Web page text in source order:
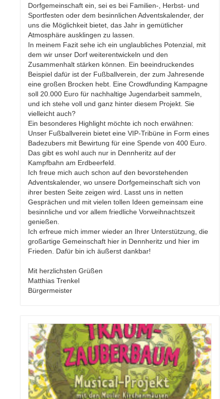
Dorfgemeinschaft ein, sei es bei Familien-, Herbst- und
Sportfesten oder dem besinnlichen Adventskalender, der
uns die Möglichkeit bietet, das Jahr in gemütlicher
Atmosphäre ausklingen zu lassen.
In meinem Fazit sehe ich ein unglaubliches Potenzial, mit
dem wir unser Dorf weiterentwickeln und den
Zusammenhalt stärken können. Ein beeindruckendes
Beispiel dafür ist der Fußballverein, der zum Jahresende
eine großen Brocken hebt. Eine Crowdfunding Kampagne
soll 20.000 Euro für nachhaltige Jugendarbeit sammeln,
und ich stehe voll und ganz hinter diesem Projekt. Sie
vielleicht auch?
Ein besonderes Highlight möchte ich noch erwähnen:
Unser Fußballverein bietet eine VIP-Tribüne in Form eines
Badezubers mit Bewirtung für eine Spende von 400 Euro.
Das gibt es wohl auch nur in Dennheritz auf der
Kampfbahn am Erdbeerfeld.
Ich freue mich auch schon auf den bevorstehenden
Adventskalender, wo unsere Dorfgemeinschaft sich von
ihrer besten Seite zeigen wird. Lasst uns in netten
Gesprächen und mit vielen tollen Ideen gemeinsam eine
besinnliche und vor allem friedliche Vorweihnachtszeit
genießen.
Ich erfreue mich immer wieder an Ihrer Unterstützung, die
großartige Gemeinschaft hier in Dennheritz und hier im
Frieden. Dafür bin ich äußerst dankbar!
Mit herzlichsten Grüßen
Matthias Trenkel
Bürgermeister